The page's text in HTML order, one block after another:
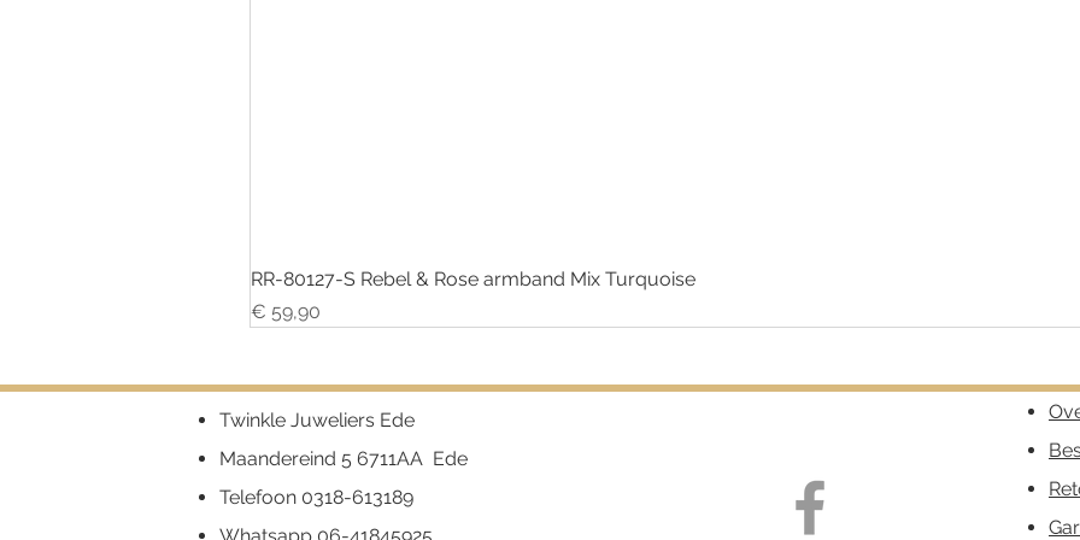
RR-80127-S Rebel & Rose armband Mix Turquoise
Prijs
€ 59,90
Twinkle Juweliers Ede
Maandereind 5 6711AA Ede
Telefoon 0318-613189